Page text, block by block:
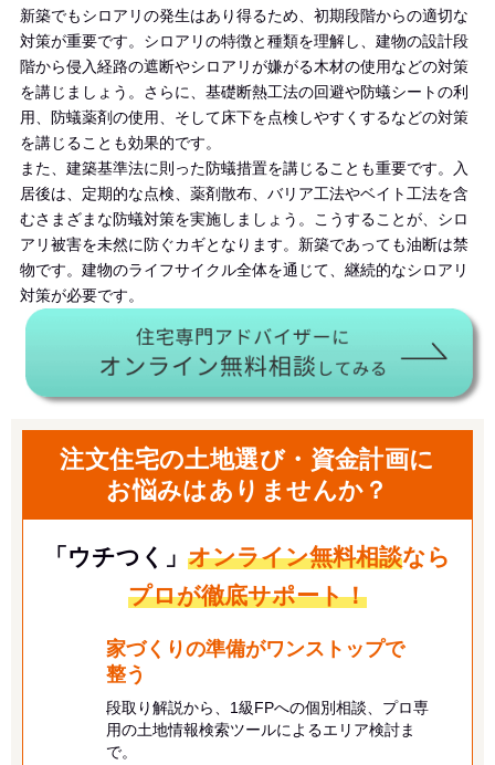
新築でもシロアリの発生はあり得るため、初期段階からの適切な
対策が重要です。シロアリの特徴と種類を理解し、建物の設計段
階から侵入経路の遮断やシロアリが嫌がる木材の使用などの対策
を講じましょう。さらに、基礎断熱工法の回避や防蟻シートの利
用、防蟻薬剤の使用、そして床下を点検しやすくするなどの対策
を講じることも効果的です。
また、建築基準法に則った防蟻措置を講じることも重要です。入
居後は、定期的な点検、薬剤散布、バリア工法やベイト工法を含
むさまざまな防蟻対策を実施しましょう。こうすることが、シロ
アリ被害を未然に防ぐカギとなります。新築であっても油断は禁
物です。建物のライフサイクル全体を通じて、継続的なシロアリ
対策が必要です。
注文住宅の土地選び・資金計画に
お悩みはありませんか？
「ウチつく」 オンライン無料相談なら
プロが徹底サポート！
家づくりの準備がワンストップで
整う
段取り解説から、1級FPへの個別相談、プロ専
用の土地情報検索ツールによるエリア検討ま
で。